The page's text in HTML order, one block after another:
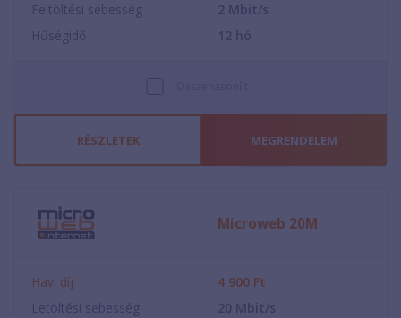
Feltöltési sebesség
2 Mbit/s
Hűségidő
12 hó
RÉSZLETEK MEGRENDELEM
Microweb 20M
Havi díj 4 900 Ft
Letöltési sebesség
20 Mbit/s